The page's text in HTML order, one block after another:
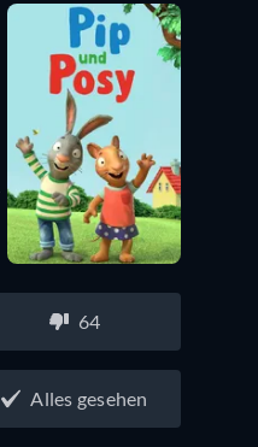
64
Alles gesehen